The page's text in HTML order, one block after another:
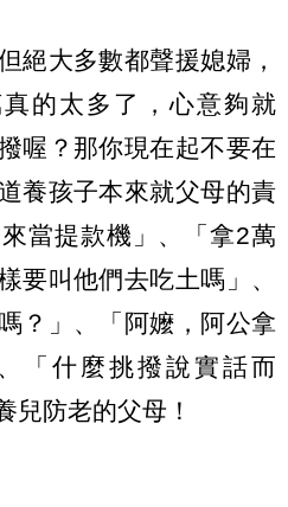
絕大多數都聲援媳婦，
的太多了，心意夠就
喔？那你現在起不要在
養孩子本來就父母的責
當提款機」、「拿2萬
要叫他們去吃土嗎」、
？」、「阿嬤，阿公拿
「什麼挑撥說實話而
兒防老的父母！